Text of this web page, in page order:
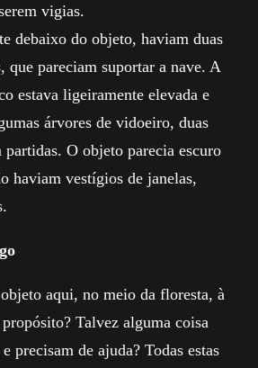
vigias.
debaixo do objeto, haviam duas
que pareciam suportar a nave. A
estava ligeiramente elevada e
árvores de vidoeiro, duas
partidas. O objeto parecia escuro
haviam vestígios de janelas,
objeto aqui, no meio da floresta, à
Talvez alguma coisa
precisam de ajuda? Todas estas